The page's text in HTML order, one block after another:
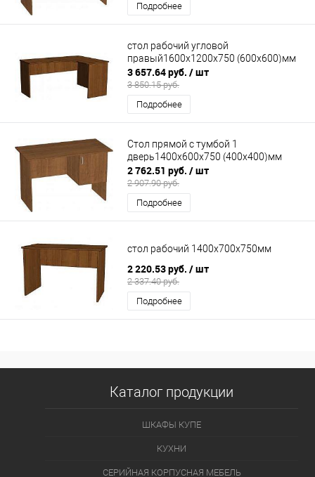
Подробнее
стол рабочий угловой
правый1600х1200х750 (600х600)мм
3 657.64 руб. / шт
3 850.15 руб.
Подробнее
Стол прямой с тумбой 1
дверь1400х600х750 (400х400)мм
2 762.51 руб. / шт
2 907.90 руб.
Подробнее
стол рабочий 1400х700х750мм
2 220.53 руб. / шт
2 337.40 руб.
Подробнее
Каталог продукции
ШКАФЫ КУПЕ
КУХНИ
СЕРИЙНАЯ КОРПУСНАЯ МЕБЕЛЬ